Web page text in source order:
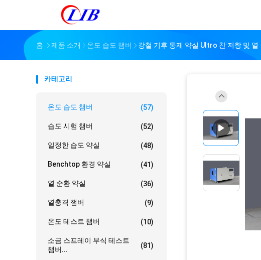
홈 제품 소개 온도 습도 챔버 강철 기후 통제 약실 Ultro 찬 저항 및 열
카테고리
온도 습도 챔버 (57)
습도 시험 챔버 (52)
일정한 습도 약실 (48)
Benchtop 환경 약실 (41)
열 순환 약실 (36)
열충격 챔버 (9)
온도 테스트 챔버 (10)
소금 스프레이 부식 테스트
챔버...
(81)